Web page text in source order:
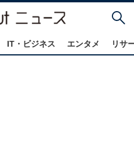
IT・ビジネス エンタメ リサ